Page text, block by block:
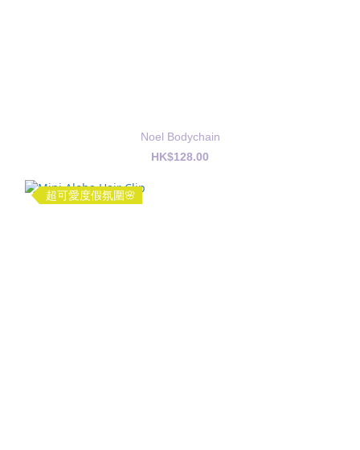
Noel Bodychain
HK$128.00
超可愛度假氛圍🌸